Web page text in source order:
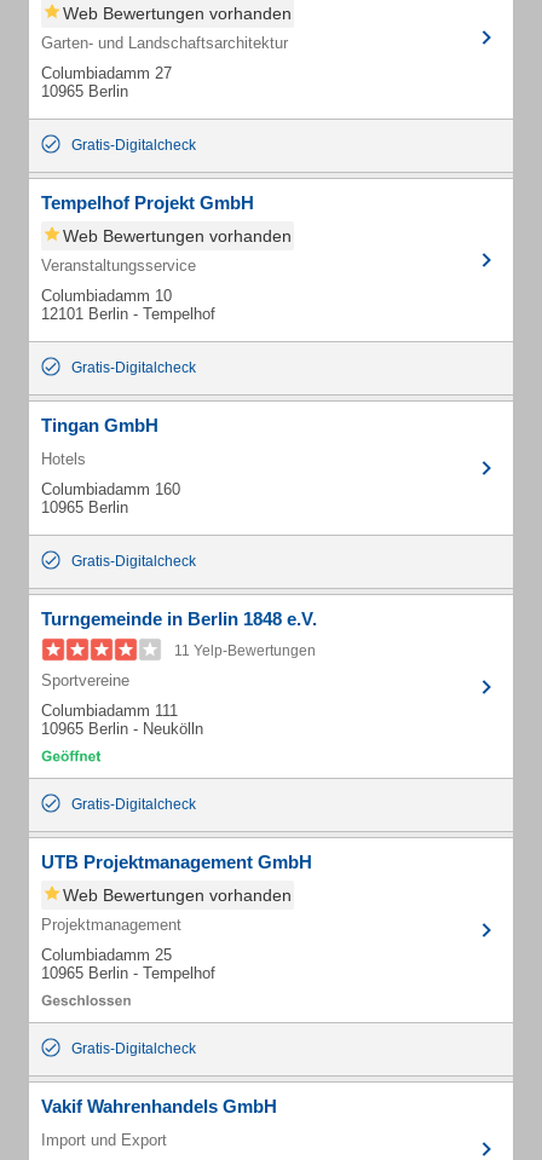
Web Bewertungen vorhanden
Garten- und Landschaftsarchitektur
Columbiadamm 27
10965 Berlin
Gratis-Digitalcheck
Tempelhof Projekt GmbH
Web Bewertungen vorhanden
Veranstaltungsservice
Columbiadamm 10
12101 Berlin - Tempelhof
Gratis-Digitalcheck
Tingan GmbH
Hotels
Columbiadamm 160
10965 Berlin
Gratis-Digitalcheck
Turngemeinde in Berlin 1848 e.V.
11 Yelp-Bewertungen
Sportvereine
Columbiadamm 111
10965 Berlin - Neukölln
Gratis-Digitalcheck
UTB Projektmanagement GmbH
Web Bewertungen vorhanden
Projektmanagement
Columbiadamm 25
10965 Berlin - Tempelhof
Gratis-Digitalcheck
Vakif Wahrenhandels GmbH
Import und Export